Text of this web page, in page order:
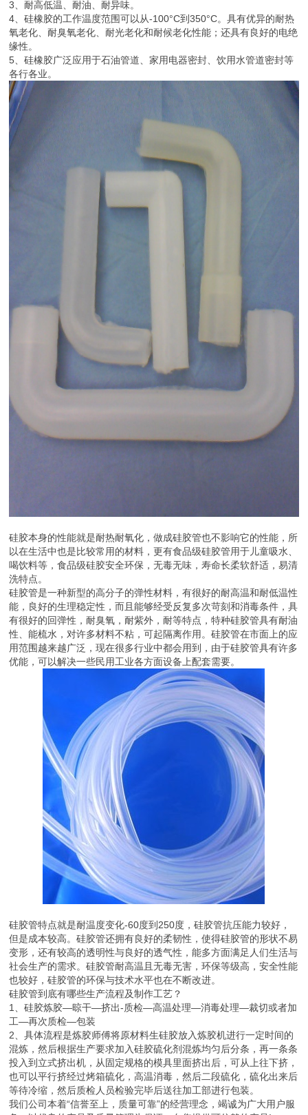
使用，具有优良的耐高温(250-300℃)和耐低温(- 40-60℃)性能。生
理稳定性好。
3、耐高低温、耐油、耐异味。
4、硅橡胶的工作温度范围可以从-100°C到350°C。具有优异的耐热
氧老化、耐臭氧老化、耐光老化和耐候老化性能；还具有良好的电绝
缘性。
5、硅橡胶广泛应用于石油管道、家用电器密封、饮用水管道密封等
各行各业。
硅胶本身的性能就是耐热耐氧化，做成硅胶管也不影响它的性能，所
以在生活中也是比较常用的材料，更有食品级硅胶管用于儿童吸水、
喝饮料等，食品级硅胶安全环保，无毒无味，寿命长柔软舒适，易清
洗特点。
硅胶管是一种新型的高分子的弹性材料，有很好的耐高温和耐低温性
能，良好的生理稳定性，而且能够经受反复多次苛刻和消毒条件，具
有很好的回弹性，耐臭氧，耐紫外，耐等特点，特种硅胶管具有耐油
性、能梳水，对许多材料不粘，可起隔离作用。硅胶管在市面上的应
用范围越来越广泛，现在很多行业中都会用到，由于硅胶管具有许多
优能，可以解决一些民用工业各方面设备上配套需要。
硅胶管特点就是耐温度变化-60度到250度，硅胶管抗压能力较好，
但是成本较高。硅胶管还拥有良好的柔韧性，使得硅胶管的形状不易
变形，还有较高的透明性与良好的透气性，能多方面满足人们生活与
社会生产的需求。硅胶管耐高温且无毒无害，环保等级高，安全性能
也较好，硅胶管的环保与技术水平也在不断改进。
硅胶管到底有哪些生产流程及制作工艺？
1、硅胶炼胶—晾干—挤出-质检—高温处理—消毒处理—裁切或者加
工—再次质检—包装
2、具体流程是炼胶师傅将原材料生硅胶放入炼胶机进行一定时间的
混炼，然后根据生产要求加入硅胶硫化剂混炼均匀后分条，再一条条
投入到立式挤出机，从固定规格的模具里面挤出后，可从上往下挤，
也可以平行挤经过烤箱硫化，高温消毒，然后二段硫化，硫化出来后